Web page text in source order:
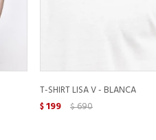
T-SHIRT LISA V - BLANCA
$199 $690